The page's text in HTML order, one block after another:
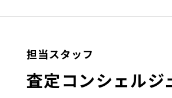
担当スタッフ
査定コンシェルジ